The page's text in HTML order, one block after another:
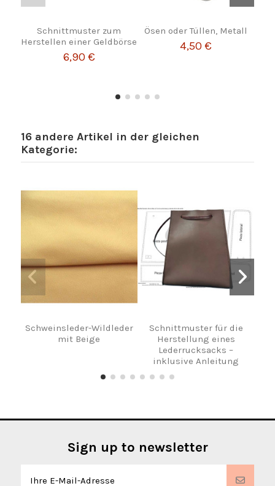
Schnittmuster zum
Herstellen einer Geldbörse
6,90 €
Ösen oder Tüllen, Metall
4,50 €
16 andere Artikel in der gleichen
Kategorie:
Schweinsleder-Wildleder
mit Beige
Schnittmuster für die
Herstellung eines
Lederrucksacks –
inklusive Anleitung
Sign up to newsletter